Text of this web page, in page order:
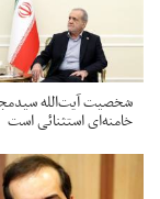
شخصیت آیت‌الله
خامنه‌ای استثنائی است